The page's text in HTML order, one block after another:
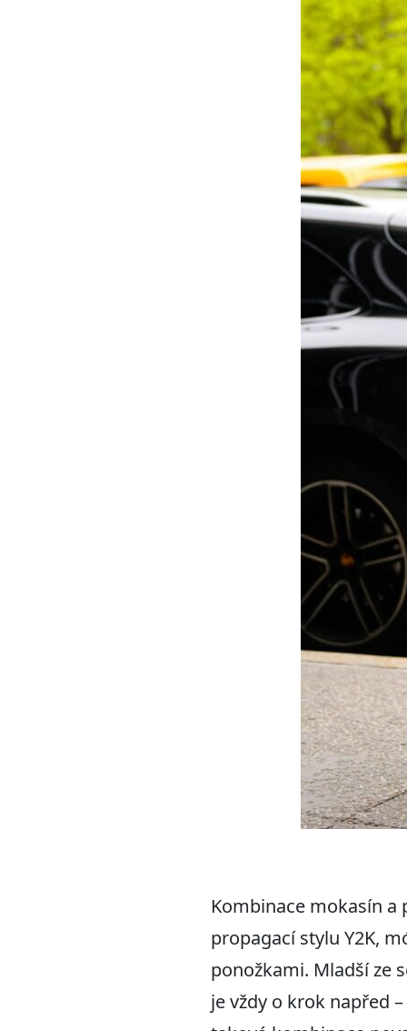
Kombinace mokasín a
propagací stylu Y2K,
ponožkami. Mladší ze
je vždy o krok napřed